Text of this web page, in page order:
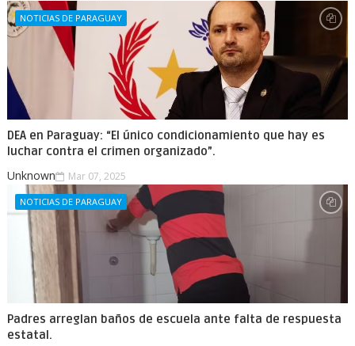
NOTICIAS DE PARAGUAY
DEA en Paraguay: “El único condicionamiento que hay es
luchar contra el crimen organizado”.
Unknown Mar 07, 2025
NOTICIAS DE PARAGUAY
Padres arreglan baños de escuela ante falta de respuesta
estatal.